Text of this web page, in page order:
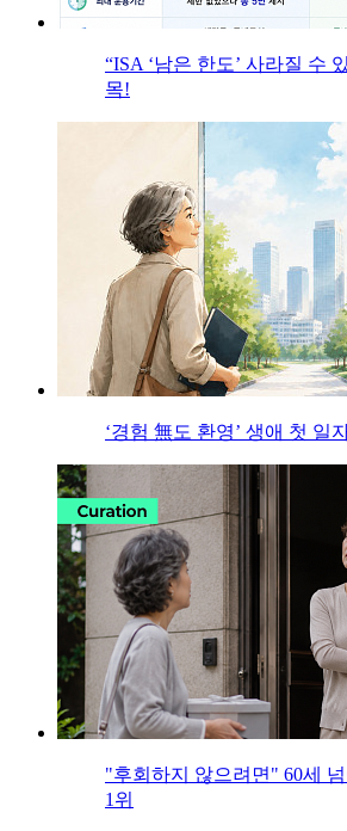
“ISA ‘남은 한도’ 사라질 수
목!
‘경험 無도 환영’ 생애 첫 일
"후회하지 않으려면" 60세
1위